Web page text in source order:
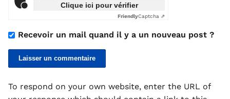
Clique ici pour vérifier
FriendlyCaptcha ⇗
Recevoir un mail quand il y a un nouveau post ?
To respond on your own website, enter the URL of